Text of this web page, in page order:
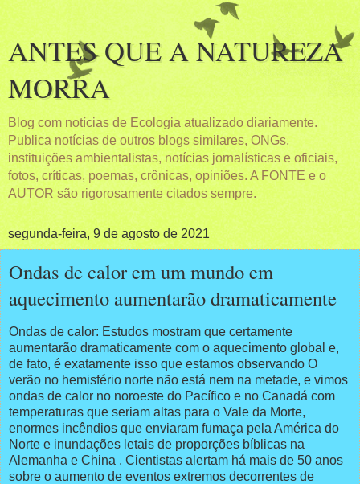
ANTES QUE A NATUREZA
MORRA
Blog com notícias de Ecologia atualizado diariamente.
Publica notícias de outros blogs similares, ONGs,
instituições ambientalistas, notícias jornalísticas e oficiais,
fotos, críticas, poemas, crônicas, opiniões. A FONTE e o
AUTOR são rigorosamente citados sempre.
segunda-feira, 9 de agosto de 2021
Ondas de calor em um mundo em
aquecimento aumentarão dramaticamente
Ondas de calor: Estudos mostram que certamente
aumentarão dramaticamente com o aquecimento global e,
de fato, é exatamente isso que estamos observando O
verão no hemisfério norte não está nem na metade, e vimos
ondas de calor no noroeste do Pacífico e no Canadá com
temperaturas que seriam altas para o Vale da Morte,
enormes incêndios que enviaram fumaça pela América do
Norte e inundações letais de proporções bíblicas na
Alemanha e China . Cientistas alertam há mais de 50 anos
sobre o aumento de eventos extremos decorrentes de